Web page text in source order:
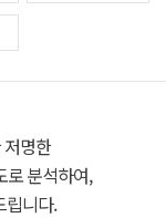
명한
로 분석하여,
립니다.